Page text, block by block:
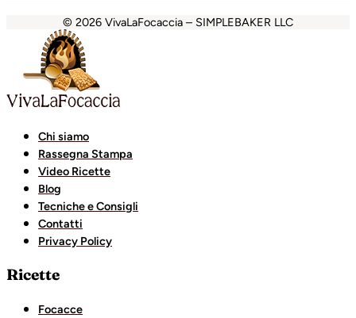
© 2026 VivaLaFocaccia – SIMPLEBAKER LLC
grandpashabet
Chi siamo
Rassegna Stampa
Video Ricette
Blog
Tecniche e Consigli
Contatti
Privacy Policy
Ricette
Focacce